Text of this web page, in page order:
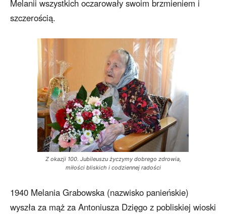
Melanii wszystkich oczarowały swoim brzmieniem i
szczerością.
Z okazji 100. Jubileuszu życzymy dobrego zdrowia,
miłości bliskich i codziennej radości
1940 Melania Grabowska (nazwisko panieńskie)
wyszła za mąż za Antoniusza Dzięgo z pobliskiej wioski